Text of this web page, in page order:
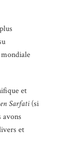
et
Sarfati (si
et